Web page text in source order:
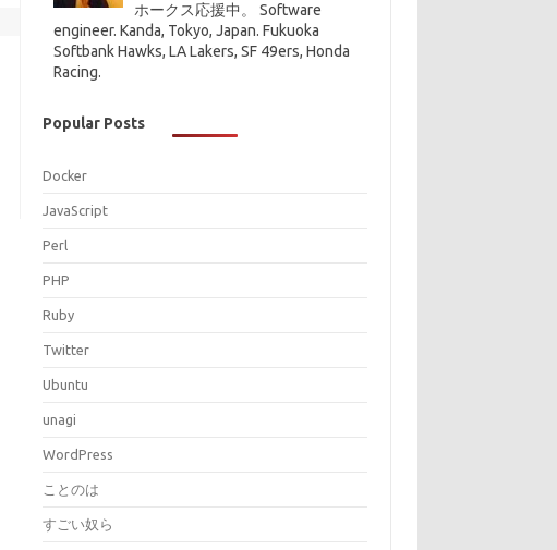
ホークス応援中。 Software
engineer. Kanda, Tokyo, Japan. Fukuoka
Softbank Hawks, LA Lakers, SF 49ers, Honda
Racing.
Popular Posts
Docker
JavaScript
Perl
PHP
Ruby
Twitter
Ubuntu
unagi
WordPress
ことのは
すごい奴ら